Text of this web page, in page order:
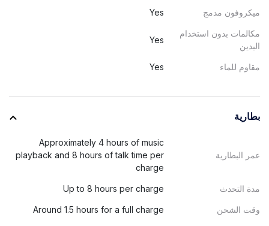
ميكروفون مدمج Yes
مكالمات بدون استخدام
اليدين
Yes
مقاوم للماء Yes
بطارية
عمر البطارية
Approximately 4 hours of music
playback and 8 hours of talk time per
charge
مدة التحدث Up to 8 hours per charge
وقت الشحن Around 1.5 hours for a full charge